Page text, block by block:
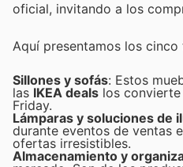
oficial, invitando a los
Aquí presentamos los
Sillones y sofás: Estos
las IKEA deals los
Friday.
Lámparas y soluciones de
durante eventos de ventas
ofertas irresistibles.
Almacenamiento y